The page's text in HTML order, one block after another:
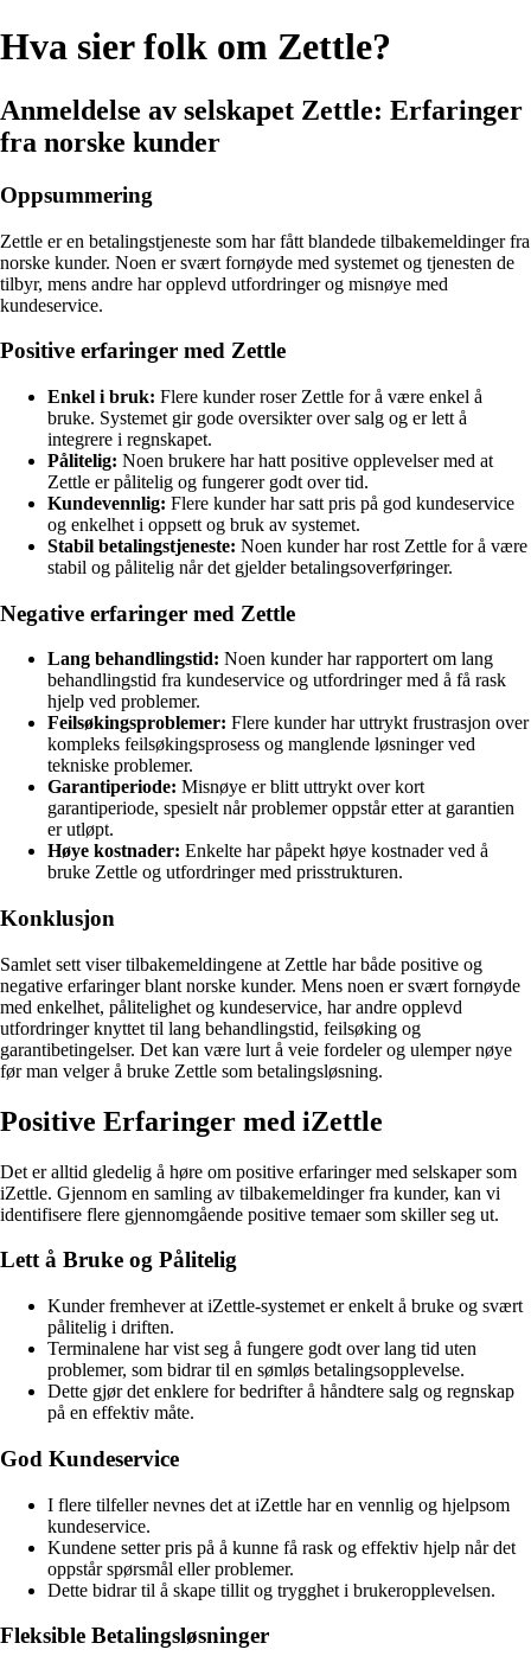
Hva sier folk om Zettle?
Anmeldelse av selskapet Zettle: Erfaringer
fra norske kunder
Oppsummering
Zettle er en betalingstjeneste som har fått blandede tilbakemeldinger fra
norske kunder. Noen er svært fornøyde med systemet og tjenesten de
tilbyr, mens andre har opplevd utfordringer og misnøye med
kundeservice.
Positive erfaringer med Zettle
Enkel i bruk: Flere kunder roser Zettle for å være enkel å
bruke. Systemet gir gode oversikter over salg og er lett å
integrere i regnskapet.
Pålitelig: Noen brukere har hatt positive opplevelser med at
Zettle er pålitelig og fungerer godt over tid.
Kundevennlig: Flere kunder har satt pris på god kundeservice
og enkelhet i oppsett og bruk av systemet.
Stabil betalingstjeneste: Noen kunder har rost Zettle for å være
stabil og pålitelig når det gjelder betalingsoverføringer.
Negative erfaringer med Zettle
Lang behandlingstid: Noen kunder har rapportert om lang
behandlingstid fra kundeservice og utfordringer med å få rask
hjelp ved problemer.
Feilsøkingsproblemer: Flere kunder har uttrykt frustrasjon over
kompleks feilsøkingsprosess og manglende løsninger ved
tekniske problemer.
Garantiperiode: Misnøye er blitt uttrykt over kort
garantiperiode, spesielt når problemer oppstår etter at garantien
er utløpt.
Høye kostnader: Enkelte har påpekt høye kostnader ved å
bruke Zettle og utfordringer med prisstrukturen.
Konklusjon
Samlet sett viser tilbakemeldingene at Zettle har både positive og
negative erfaringer blant norske kunder. Mens noen er svært fornøyde
med enkelhet, pålitelighet og kundeservice, har andre opplevd
utfordringer knyttet til lang behandlingstid, feilsøking og
garantibetingelser. Det kan være lurt å veie fordeler og ulemper nøye
før man velger å bruke Zettle som betalingsløsning.
Positive Erfaringer med iZettle
Det er alltid gledelig å høre om positive erfaringer med selskaper som
iZettle. Gjennom en samling av tilbakemeldinger fra kunder, kan vi
identifisere flere gjennomgående positive temaer som skiller seg ut.
Lett å Bruke og Pålitelig
Kunder fremhever at iZettle-systemet er enkelt å bruke og svært
pålitelig i driften.
Terminalene har vist seg å fungere godt over lang tid uten
problemer, som bidrar til en sømløs betalingsopplevelse.
Dette gjør det enklere for bedrifter å håndtere salg og regnskap
på en effektiv måte.
God Kundeservice
I flere tilfeller nevnes det at iZettle har en vennlig og hjelpsom
kundeservice.
Kundene setter pris på å kunne få rask og effektiv hjelp når det
oppstår spørsmål eller problemer.
Dette bidrar til å skape tillit og trygghet i brukeropplevelsen.
Fleksible Betalingsløsninger